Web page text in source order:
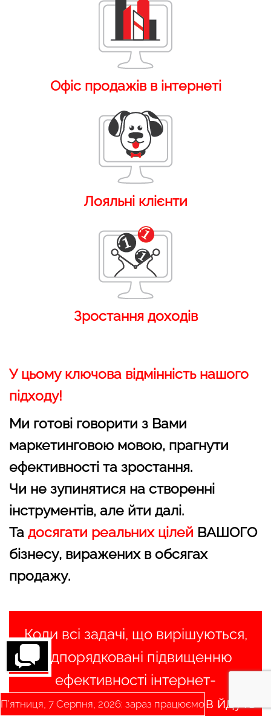
Офіс продажів в інтернеті
Лояльні клієнти
Зростання доходів
У цьому ключова відмінність нашого
підходу!
Ми готові говорити з Вами
маркетинговою мовою, прагнути
ефективності та зростання.
Чи не зупинятися на створенні
інструментів, але йти далі.
Та досягати реальних цілей ВАШОГО
бізнесу, виражених в обсягах
продажу.
Коли всі задачі, що вирішуються,
підпорядковані підвищенню
ефективності інтернет-
маркетингу, багато процесів йдуть
П’ятниця, 7 Серпня, 2026: зараз працюємо